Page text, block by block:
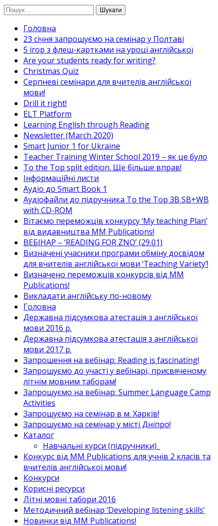
Перейти
вмісту
Пошук:
Головна
23 січня запрошуємо на семінар у Полтаві
5 ігор з флеш-картками на уроці англійської
Are your students ready for writing?
Christmas Quiz
Cерпневі семінари для вчителів англійської
мови!
Drill it right!
ELT Platform
Learning English through Reading
Newsletter (March 2020)
Smart Junior 1 for Ukraine
Teacher Training Winter School 2019 – як це було
To the Top split edition. Ще більше вправ!
Інформаційні листи
Аудіо до Smart Book 1
Аудіофайли до підручника To the Top 3B SB+WB
with CD-ROM
Вітаємо переможців конкурсу ‘My teaching Plan’
від видавництва MM Publications!
ВЕБІНАР – ‘READING FOR ZNO’ (29.01)
Визначені учасники програми обміну досвідом
для вчителів англійської мови ‘Teaching Variety’!
Визначено переможців конкурсів від MM
Publications!
Викладати англійську по-новому
Головна
Державна підсумкова атестація з англійської
мови 2016 р.
Державна підсумкова атестація з англійської
мови 2017 р.
Запрошення на вебінар: Reading is fascinating!
Запрошуємо до участі у вебінарі, присвяченому
літнім мовним таборам!
Запрошуємо на вебінар: Summer Language Camp
Activities
Запрошуємо на семінар в м. Харків!
Запрошуємо на семінар у місті Дніпро!
Каталог
Навчальні курси (підручники)_
Конкурс від MM Publications для учнів 2 класів та
вчителів англійської мови!
Конкурси
Корисні ресурси
Літні мовні табори 2016
Методичний вебінар ‘Developing listening skills’
Новинки від MM Publications!